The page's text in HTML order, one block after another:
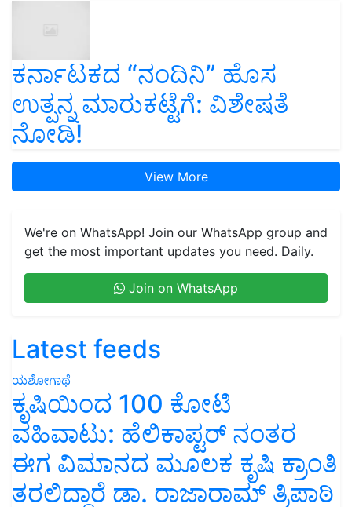
ಕರ್ನಾಟಕದ “ನಂದಿನಿ” ಹೊಸ
ಉತ್ಪನ್ನ ಮಾರುಕಟ್ಟೆಗೆ: ವಿಶೇಷತೆ
ನೋಡಿ!
View More
We're on WhatsApp! Join our WhatsApp group and
get the most important updates you need. Daily.
Join on WhatsApp
Latest feeds
ಯಶೋಗಾಥೆ
ಕೃಷಿಯಿಂದ 100 ಕೋಟಿ
ವಹಿವಾಟು: ಹೆಲಿಕಾಪ್ಟರ್ ನಂತರ
ಈಗ ವಿಮಾನದ ಮೂಲಕ ಕೃಷಿ ಕ್ರಾಂತಿ
ತರಲಿದ್ದಾರೆ ಡಾ. ರಾಜಾರಾಮ್ ತ್ರಿಪಾಠಿ